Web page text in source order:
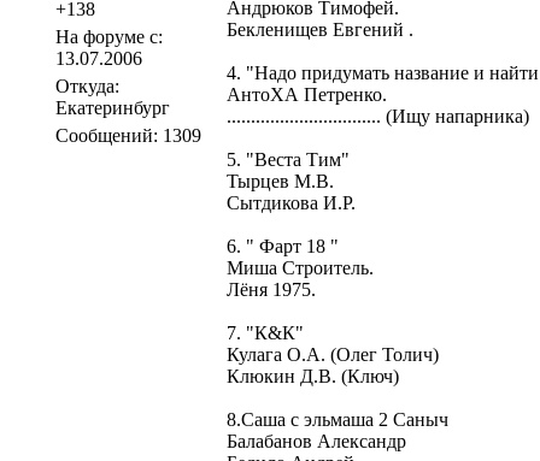
+138
На форуме с:
13.07.2006
Откуда:
Екатеринбург
Сообщений: 1309
Андрюков Тимофей.
Бекленищев Евгений .
4. "Надо придумать название и
АнтоХА Петренко.
................................ (Ищу напарника)
5. "Веста Тим"
Тырцев М.В.
Сытдикова И.Р.
6. " Фарт 18 "
Миша Строитель.
Лёня 1975.
7. "К&К"
Кулага О.А. (Олег Толич)
Клюкин Д.В. (Ключ)
8.Саша с эльмаша 2 Саныч
Балабанов Александр